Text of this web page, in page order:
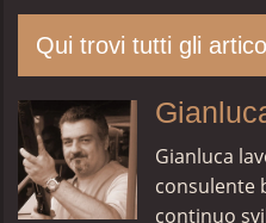
Qui trovi tutti gli
Gianluca
consulente
continuo